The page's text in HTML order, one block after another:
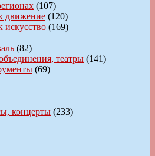
(107)
движение (120)
искусство (169)
(82)
театры (141)
(69)
концерты (233)